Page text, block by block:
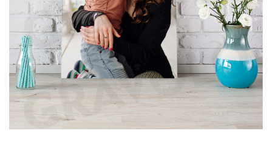
Body bebelusi personalizate
Perne personalizate
Plusuri personalizate
Agende personalizate
Etichete pentru sticla de vin
Cadouri Personalizate Unice
Sorturi Personalizate
Cadouri pentru Doctori
Cadouri Pensionare
Cadouri Profesori